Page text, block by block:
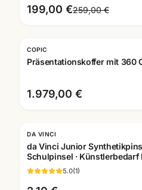
199,00 €259,00 €
COPIC
Präsentationskoffer mit 360
1.979,00 €
DA VINCI
da Vinci Junior
Schulpinsel · Künstlerbedarf
5.0(1)